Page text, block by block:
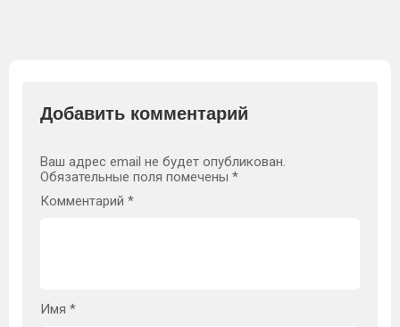
Добавить комментарий
Ваш адрес email не будет опубликован.
Обязательные поля помечены *
Комментарий *
Имя *